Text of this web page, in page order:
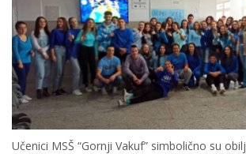
Učenici MSŠ “Gornji Vakuf” simbolično su